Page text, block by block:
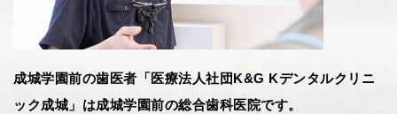
成城学園前の歯医者「医療法人社団K&G Kデンタルクリニ
ック成城」は成城学園前の総合歯科医院です。